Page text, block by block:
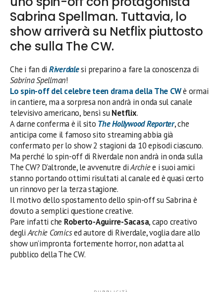
Sabrina Spellman. Tuttavia, lo
show arriverà su Netflix piuttosto
che sulla The CW.
Che i fan di Riverdalesi preparino a fare la conoscenza di
Sabrina Spellman!
Lo spin-off del celebre teen drama dellaThe CWè ormai
in cantiere, ma a sorpresa non andrà in onda sul canale
televisivo americano, bensì suNetflix.
A darne conferma è il sito The Hollywood Reporter, che
anticipa come il famoso sito streaming abbia già
confermato per lo show 2 stagioni da 10 episodi ciascuno.
Ma perché lo spin-off di Riverdale non andrà in onda sulla
The CW? D’altronde, le avvenutre diArchiee i suoi amici
stanno portando ottimi risultati al canale ed è quasi certo
un rinnovo per la terza stagione.
Il motivo dello spostamento dello spin-off su Sabrina è
dovuto a semplici questione creative.
Pare infatti che Roberto-Aguirre-Sacasa, capo creativo
degliArchie Comicsed autore di Riverdale, voglia dare allo
show un’impronta fortemente horror, non adatta al
pubblico della The CW.